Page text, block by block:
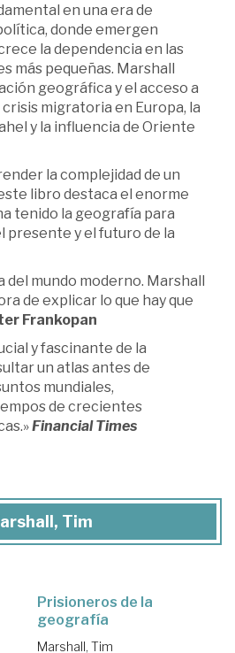
en una era de
donde emergen
la dependencia en las
más pequeñas. Marshall
geográfica y el acceso a
migratoria en Europa, la
y la influencia de Oriente
la complejidad de un
libro destaca el enorme
tenido la geografía para
presente y el futuro de la
del mundo moderno. Marshall
de explicar lo que hay que
Frankopan
y fascinante de la
un atlas antes de
mundiales,
de crecientes
Financial Times
Tim
Prisioneros de la
geografía
Marshall, Tim